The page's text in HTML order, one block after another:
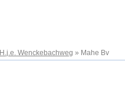
H.j.e. Wenckebachweg » Mahe Bv